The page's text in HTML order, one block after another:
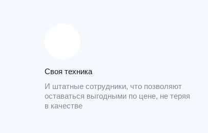
Своя техника
И штатные сотрудники, что позволяют
оставаться выгодными по цене, не теряя
в качестве